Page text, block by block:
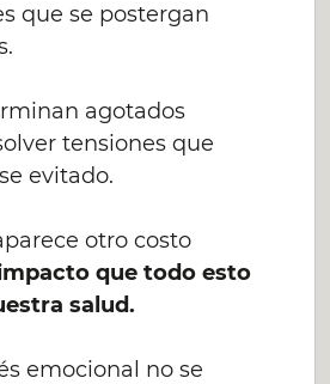
que se postergan
agotados
tensiones que
evitado.
otro costo
que todo esto
salud.
emocional no se